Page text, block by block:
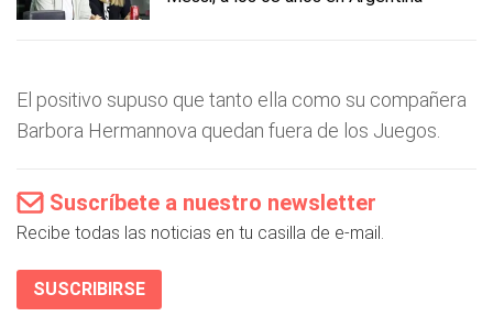
El positivo supuso que tanto ella como su compañera
Barbora Hermannova quedan fuera de los Juegos.
Suscríbete a nuestro newsletter
Recibe todas las noticias en tu casilla de e-mail.
SUSCRIBIRSE